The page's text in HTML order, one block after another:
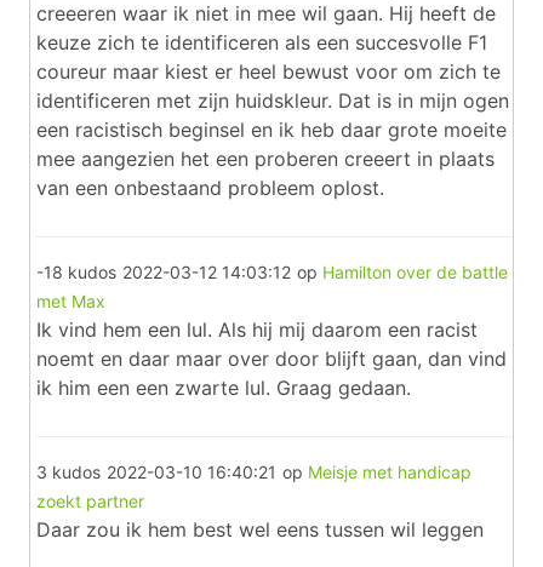
creeeren waar ik niet in mee wil gaan. Hij heeft de
keuze zich te identificeren als een succesvolle F1
coureur maar kiest er heel bewust voor om zich te
identificeren met zijn huidskleur. Dat is in mijn ogen
een racistisch beginsel en ik heb daar grote moeite
mee aangezien het een proberen creeert in plaats
van een onbestaand probleem oplost.
-18 kudos 2022-03-12 14:03:12 op Hamilton over de battle
met Max
Ik vind hem een lul. Als hij mij daarom een racist
noemt en daar maar over door blijft gaan, dan vind
ik him een een zwarte lul. Graag gedaan.
3 kudos 2022-03-10 16:40:21 op Meisje met handicap
zoekt partner
Daar zou ik hem best wel eens tussen wil leggen